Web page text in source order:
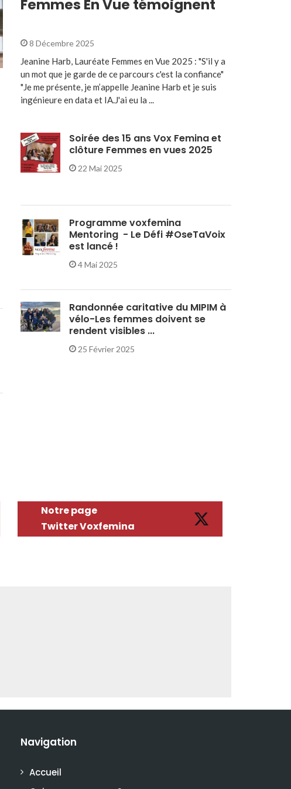
Femmes En Vue témoignent
8 Décembre 2025
Jeanine Harb, Lauréate Femmes en Vue 2025 : "S'il y a
un mot que je garde de ce parcours c'est la confiance"
"Je me présente, je m’appelle Jeanine Harb et je suis
ingénieure en data et IA.J'ai eu la ...
Soirée des 15 ans Vox Femina et
clôture Femmes en vues 2025
22 Mai 2025
Programme voxfemina
Mentoring - Le Défi #OseTaVoix
est lancé !
4 Mai 2025
Randonnée caritative du MIPIM à
vélo-Les femmes doivent se
rendent visibles ...
25 Février 2025
Notre page
Twitter Voxfemina
Navigation
Accueil